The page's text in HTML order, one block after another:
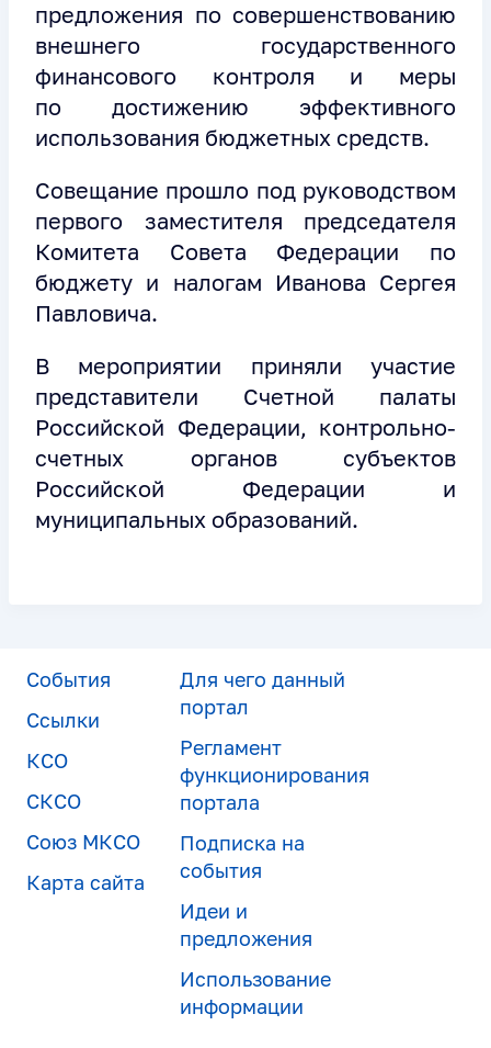
предложения по совершенствованию
внешнего государственного
финансового контроля и меры
по достижению эффективного
использования бюджетных средств.
Совещание прошло под руководством
первого заместителя председателя
Комитета Совета Федерации по
бюджету и налогам Иванова Сергея
Павловича.
В мероприятии приняли участие
представители Счетной палаты
Российской Федерации, контрольно-
счетных органов субъектов
Российской Федерации и
муниципальных образований.
События
Ссылки
КСО
СКСО
Союз МКСО
Карта сайта
Для чего данный
портал
Регламент
функционирования
портала
Подписка на
события
Идеи и
предложения
Использование
информации